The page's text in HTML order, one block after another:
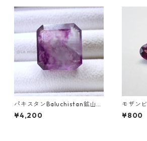
パキスタンBaluchistan鉱山産
フローライト スクエアカット
ルース 34.4ct 20 x 19.6 x 11
¥4,200
モザン
ネット
0.3ct前
¥800